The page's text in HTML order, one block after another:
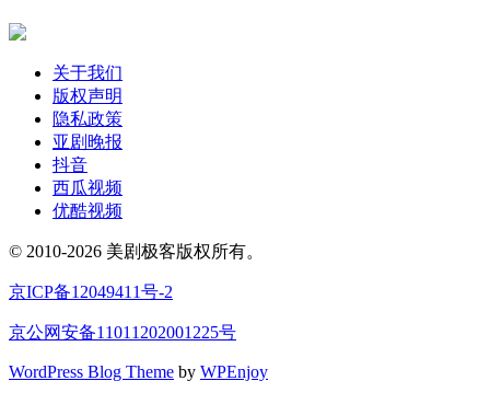
关于我们
版权声明
隐私政策
亚剧晚报
抖音
西瓜视频
优酷视频
© 2010-2026 美剧极客版权所有。
京ICP备12049411号-2
京公网安备11011202001225号
WordPress Blog Theme by WPEnjoy